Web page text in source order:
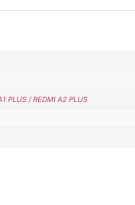
PLUS / REDMI A2 PLUS